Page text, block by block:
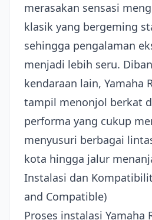
merasakan sensasi
klasik yang bergeming
sehingga pengalaman
menjadi lebih seru.
kendaraan lain, Yamaha
tampil menonjol berkat
performa yang cukup
menyusuri berbagai
kota hingga jalur
Instalasi dan
and Compatible)
Proses instalasi Yamaha